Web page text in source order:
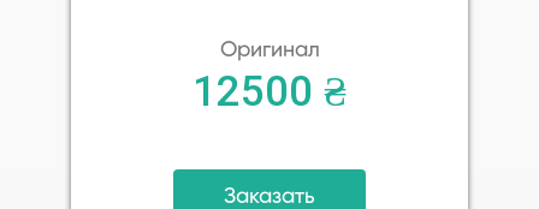
Оригинал
12500 ₴
Заказать